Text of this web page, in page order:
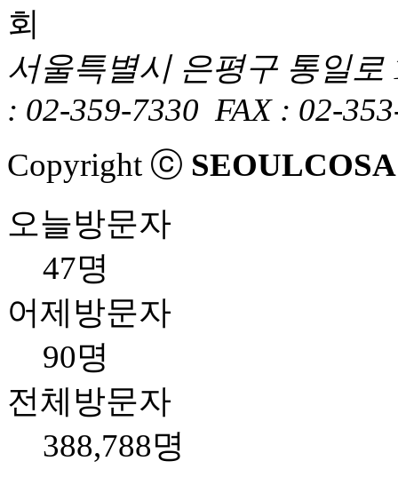
서울특별시 은평구 통일
: 02-359-7330 FAX : 02-
Copyright ⓒ SEOULCOSA
오늘방문자
47명
어제방문자
90명
전체방문자
388,788명